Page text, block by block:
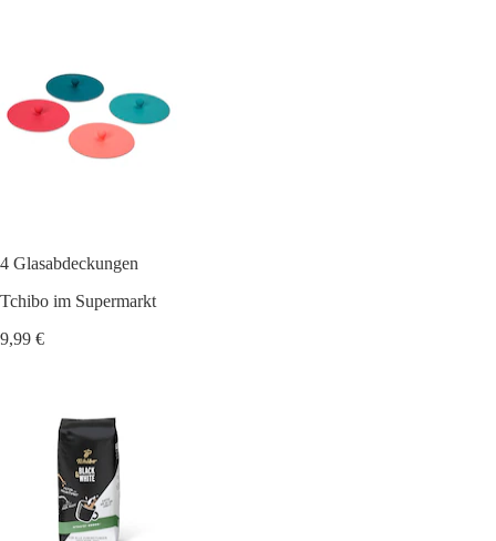
4 Glasabdeckungen
Tchibo im Supermarkt
9,99 €